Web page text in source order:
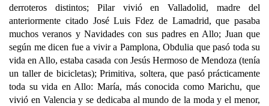
derroteros distintos; Pilar vivió en Valladolid, madre del
anteriormente citado José Luis Fdez de Lamadrid, que pasaba
muchos veranos y Navidades con sus padres en Allo; Juan que
según me dicen fue a vivir a Pamplona, Obdulia que pasó toda su
vida en Allo, estaba casada con Jesús Hermoso de Mendoza (tenía
un taller de bicicletas); Primitiva, soltera, que pasó prácticamente
toda su vida en Allo: María, más conocida como Marichu, que
vivió en Valencia y se dedicaba al mundo de la moda y el menor,